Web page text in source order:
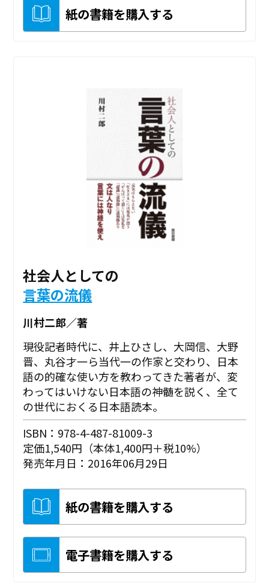
紙の書籍を購入する
社会人としての
言葉の流儀
川村二郎／著
現役記者時代に、井上ひさし、大岡信、大野
晋、丸谷才一ら当代一の作家と交わり、日本
語の的確な使い方を教わってきた著者が、変
わってはいけない日本語の神髄を説く、全て
の世代におくる日本語読本。
ISBN：978-4-487-81009-3
定価1,540円（本体1,400円＋税10%）
発売年月日：2016年06月29日
紙の書籍を購入する
電子書籍を購入する